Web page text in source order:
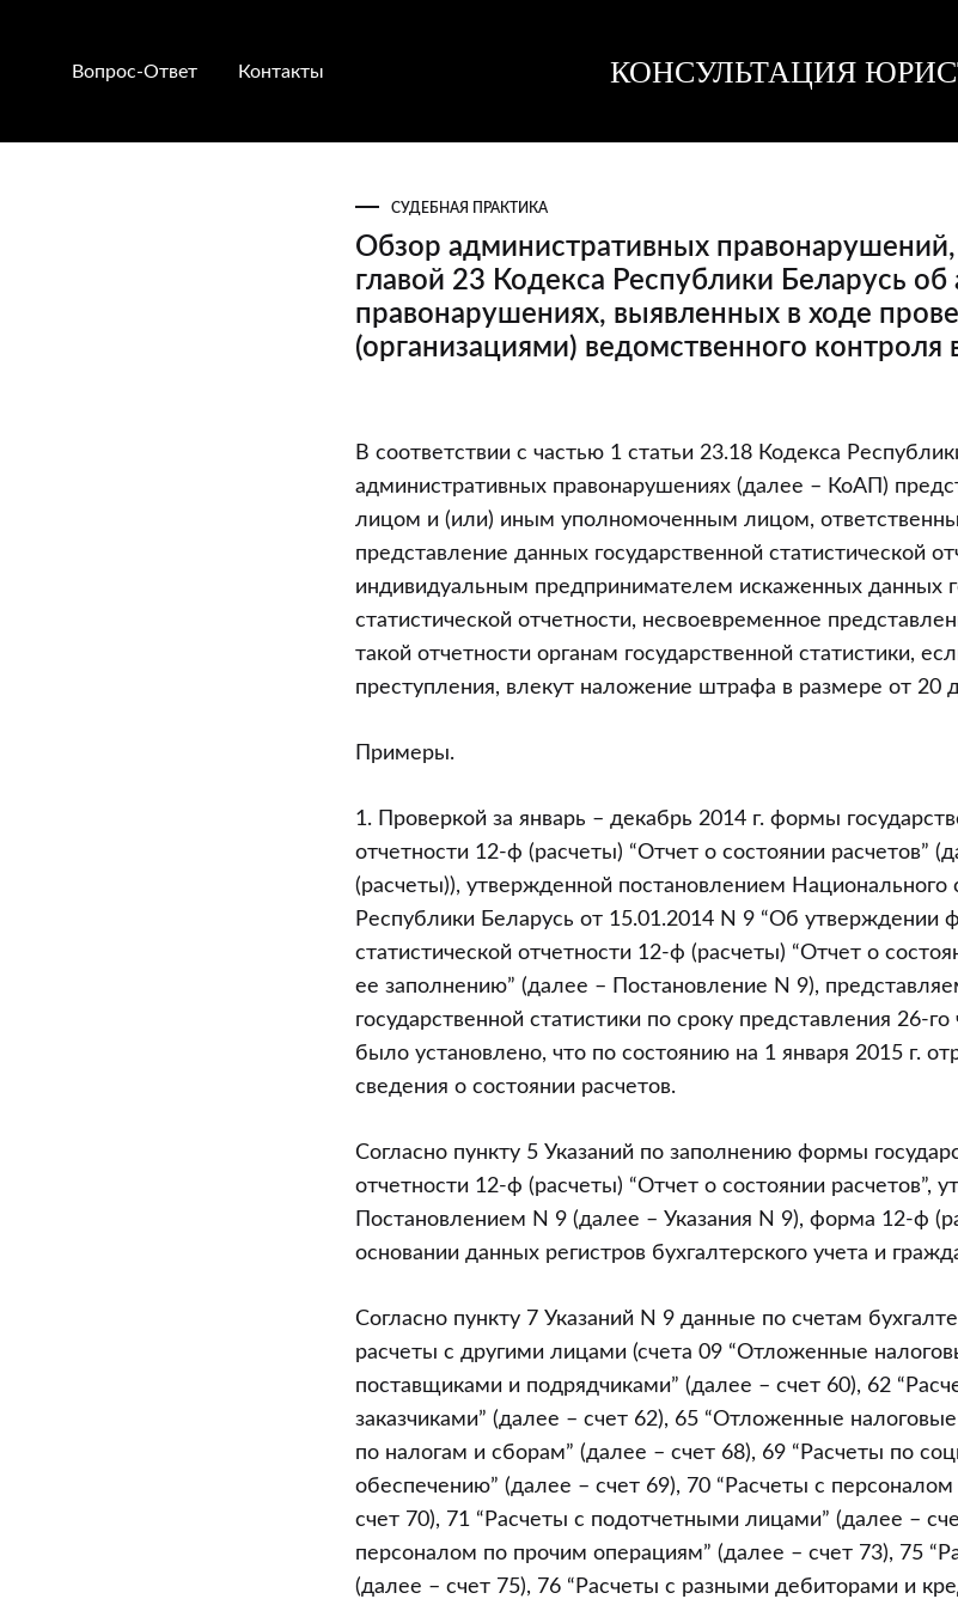
Вопрос-Ответ Контакты КОНСУЛЬТАЦИЯ
юриста
юриста
СУДЕБНАЯ ПРАКТИКА
Обзор административных
главой 23 Кодекса Республики Беларусь
правонарушениях, выявленных в ходе
(организациями) ведомственного контроля
Обзор
административных
правонарушений,
предусмотренных
главой
23
Кодекса
Республики
об
правонарушениях,
выявленных
в
ходе
проверок
органами
(организациями)
ведомственного
контроля
2015
году
(часть
2)
В соответствии с частью 1 статьи 23.18 Кодекса
административных правонарушениях (далее – КоАП)
лицом и (или) иным уполномоченным лицом,
представление данных государственной статистической
индивидуальным предпринимателем искаженных данных
статистической отчетности, несвоевременное
такой отчетности органам государственной статистики,
преступления, влекут наложение штрафа в размере от 20
Примеры.
1. Проверкой за январь – декабрь 2014 г. формы
отчетности 12-ф (расчеты) “Отчет о состоянии расчетов”
(расчеты)), утвержденной постановлением Национального
Республики Беларусь от 15.01.2014 N 9 “Об утверждении
статистической отчетности 12-ф (расчеты) “Отчет о
ее заполнению” (далее – Постановление N 9),
государственной статистики по сроку представления 26-
было установлено, что по состоянию на 1 января 2015 г.
сведения о состоянии расчетов.
Согласно пункту 5 Указаний по заполнению формы
отчетности 12-ф (расчеты) “Отчет о состоянии расчетов”,
Постановлением N 9 (далее – Указания N 9), форма 12-ф
основании данных регистров бухгалтерского учета и
Согласно пункту 7 Указаний N 9 данные по счетам
расчеты с другими лицами (счета 09 “Отложенные
поставщиками и подрядчиками” (далее – счет 60), 62
заказчиками” (далее – счет 62), 65 “Отложенные налоговые
по налогам и сборам” (далее – счет 68), 69 “Расчеты по
обеспечению” (далее – счет 69), 70 “Расчеты с
счет 70), 71 “Расчеты с подотчетными лицами” (далее –
персоналом по прочим операциям” (далее – счет 73), 75
(далее – счет 75), 76 “Расчеты с разными дебиторами и